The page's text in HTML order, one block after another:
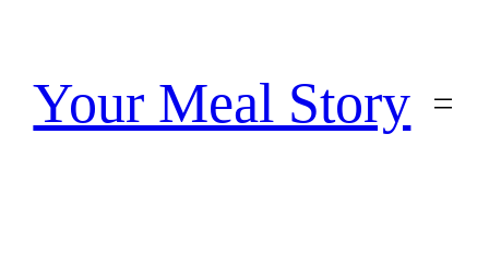
treściYour Meal Story